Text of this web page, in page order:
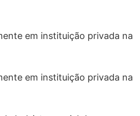
em instituição privada na
em instituição privada na